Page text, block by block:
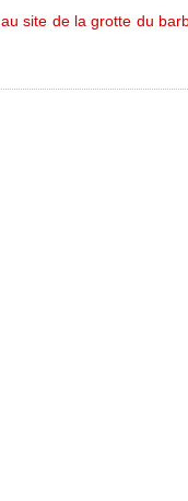
au site de la grotte du